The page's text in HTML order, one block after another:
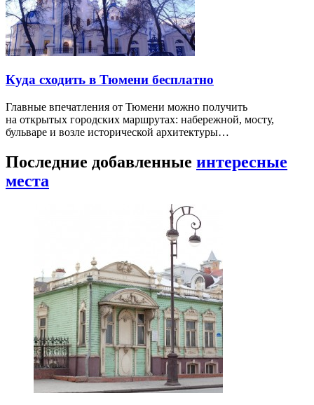
Куда сходить в Тюмени бесплатно
Главные впечатления от Тюмени можно получить
на открытых городских маршрутах: набережной, мосту,
бульваре и возле исторической архитектуры…
Последние добавленные интересные
места